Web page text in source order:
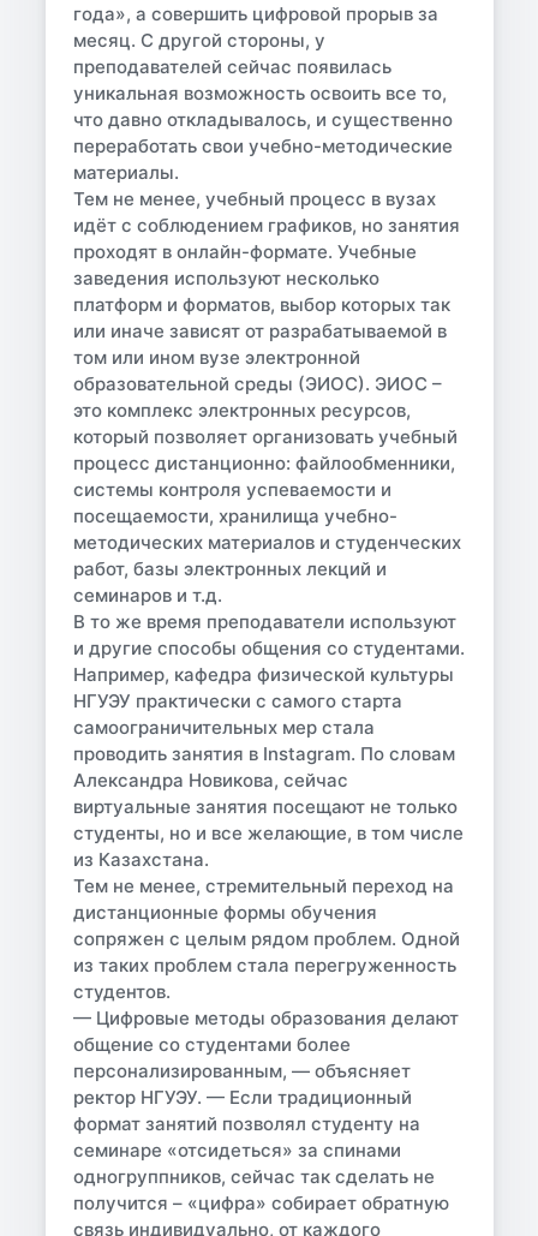
года», а совершить цифровой прорыв за
месяц. С другой стороны, у
преподавателей сейчас появилась
уникальная возможность освоить все то,
что давно откладывалось, и существенно
переработать свои учебно-методические
материалы.
Тем не менее, учебный процесс в вузах
идёт с соблюдением графиков, но занятия
проходят в онлайн-формате. Учебные
заведения используют несколько
платформ и форматов, выбор которых так
или иначе зависят от разрабатываемой в
том или ином вузе электронной
образовательной среды (ЭИОС). ЭИОС –
это комплекс электронных ресурсов,
который позволяет организовать учебный
процесс дистанционно: файлообменники,
системы контроля успеваемости и
посещаемости, хранилища учебно-
методических материалов и студенческих
работ, базы электронных лекций и
семинаров и т.д.
В то же время преподаватели используют
и другие способы общения со студентами.
Например, кафедра физической культуры
НГУЭУ практически с самого старта
самоограничительных мер стала
проводить занятия в Instagram. По словам
Александра Новикова, сейчас
виртуальные занятия посещают не только
студенты, но и все желающие, в том числе
из Казахстана.
Тем не менее, стремительный переход на
дистанционные формы обучения
сопряжен с целым рядом проблем. Одной
из таких проблем стала перегруженность
студентов.
— Цифровые методы образования делают
общение со студентами более
персонализированным, — объясняет
ректор НГУЭУ. — Если традиционный
формат занятий позволял студенту на
семинаре «отсидеться» за спинами
одногруппников, сейчас так сделать не
получится – «цифра» собирает обратную
связь индивидуально, от каждого